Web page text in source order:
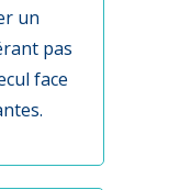
un
pas
face